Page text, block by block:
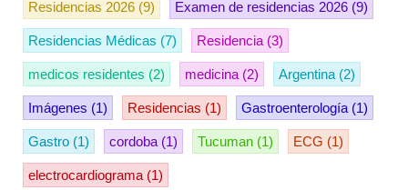
Residencias 2026 (9) Examen de residencias 2026 (9)
Residencias Médicas (7) Residencia (3)
medicos residentes (2) medicina (2) Argentina (2)
Imágenes (1) Residencias (1) Gastroenterología (1)
Gastro (1) cordoba (1) Tucuman (1) ECG (1)
electrocardiograma (1)